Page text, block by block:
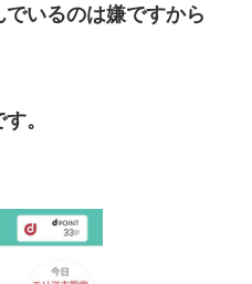
いるのは嫌ですから
。